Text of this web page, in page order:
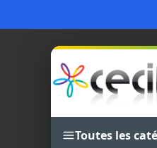
Toutes les